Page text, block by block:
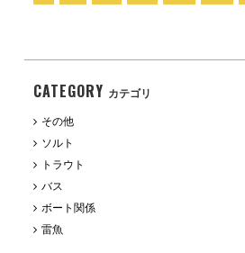
CATEGORY カテゴリ
その他
ソルト
トラウト
バス
ボート関係
雷魚